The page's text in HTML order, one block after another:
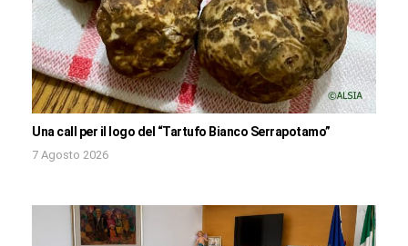
Una call per il logo del “Tartufo Bianco Serrapotamo”
7 Agosto 2026